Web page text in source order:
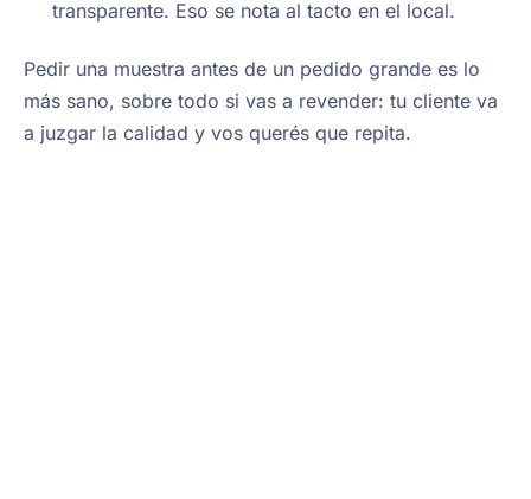
transparente. Eso se nota al tacto en el local.
Pedir una muestra antes de un pedido grande es lo
más sano, sobre todo si vas a revender: tu cliente va
a juzgar la calidad y vos querés que repita.